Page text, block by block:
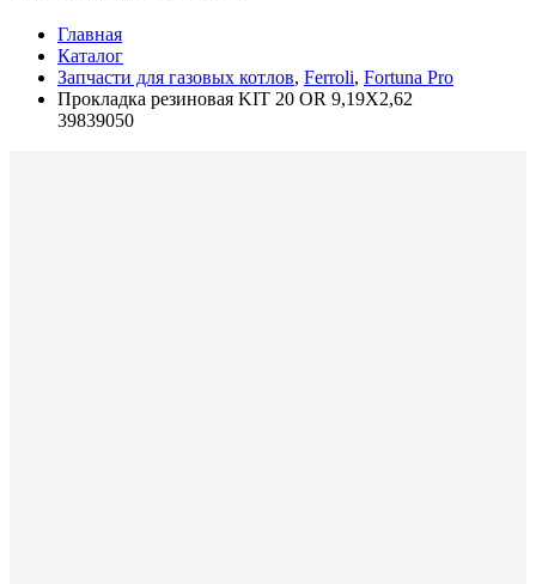
Главная
Каталог
Запчасти для газовых котлов, Ferroli, Fortuna Pro
Прокладка резиновая KIT 20 OR 9,19X2,62
39839050